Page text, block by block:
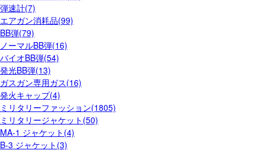
弾速計(7)
エアガン消耗品(99)
BB弾(79)
ノーマルBB弾(16)
バイオBB弾(54)
発光BB弾(13)
ガスガン専用ガス(16)
発火キャップ(4)
ミリタリーファッション(1805)
ミリタリージャケット(50)
MA-1 ジャケット(4)
B-3 ジャケット(3)